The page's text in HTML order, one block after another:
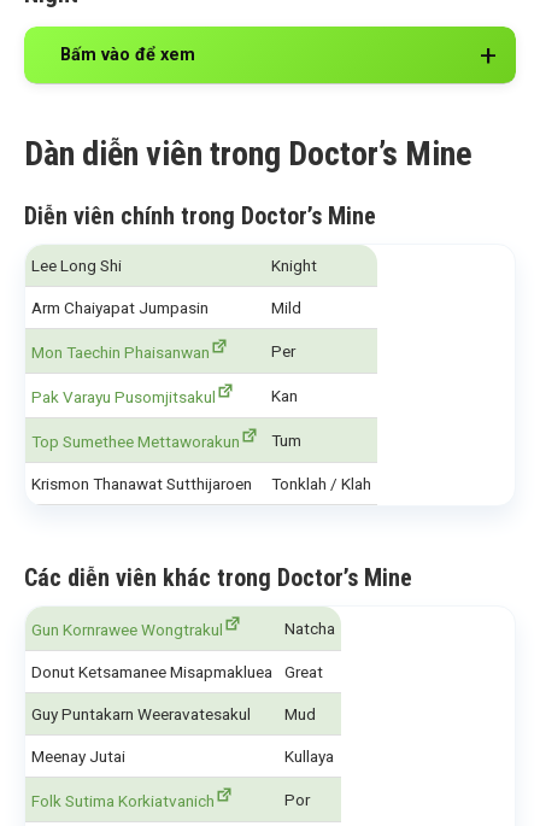
Bấm vào để xem
Dàn diễn viên trong Doctor’s Mine
Diễn viên chính trong Doctor’s Mine
Lee Long Shi Knight
Arm Chaiyapat Jumpasin Mild
Mon Taechin Phaisanwan Per
Pak Varayu Pusomjitsakul Kan
Top Sumethee Mettaworakun Tum
Krismon Thanawat Sutthijaroen Tonklah / Klah
Các diễn viên khác trong Doctor’s Mine
Gun Kornrawee Wongtrakul Natcha
Donut Ketsamanee Misapmakluea Great
Guy Puntakarn Weeravatesakul Mud
Meenay Jutai Kullaya
Folk Sutima Korkiatvanich Por